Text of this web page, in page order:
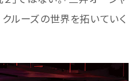
クルーズの世界を拓いていく